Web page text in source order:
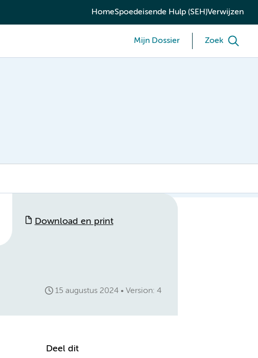
HomeSpoedeisende Hulp (SEH)Verwijzen
Mijn Dossier Zoek
Download en print
15 augustus 2024 Version: 4
Deel dit